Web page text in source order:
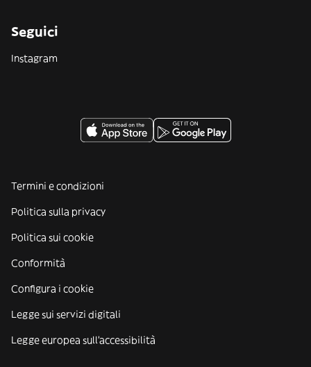
Seguici
Instagram
Termini e condizioni
Politica sulla privacy
Politica sui cookie
Conformità
Configura i cookie
Legge sui servizi digitali
Legge europea sull'accessibilità